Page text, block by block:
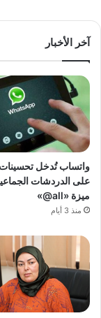
آخر الأخبار
واتساب تُدخل
على الدردشات
ميزة «all@»
منذ 3 أيام